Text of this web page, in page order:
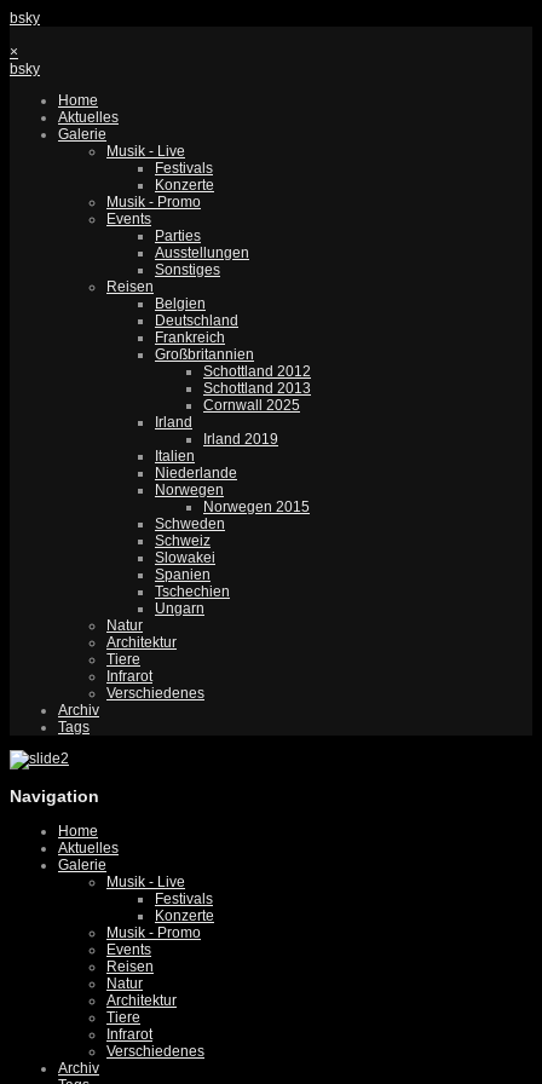
bsky
×
bsky
Home
Aktuelles
Galerie
Musik - Live
Festivals
Konzerte
Musik - Promo
Events
Parties
Ausstellungen
Sonstiges
Reisen
Belgien
Deutschland
Frankreich
Großbritannien
Schottland 2012
Schottland 2013
Cornwall 2025
Irland
Irland 2019
Italien
Niederlande
Norwegen
Norwegen 2015
Schweden
Schweiz
Slowakei
Spanien
Tschechien
Ungarn
Natur
Architektur
Tiere
Infrarot
Verschiedenes
Archiv
Tags
Navigation
Home
Aktuelles
Galerie
Musik - Live
Festivals
Konzerte
Musik - Promo
Events
Reisen
Natur
Architektur
Tiere
Infrarot
Verschiedenes
Archiv